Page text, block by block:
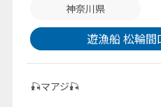
神奈川県
遊漁船 松輪
🎣マアジ🎣